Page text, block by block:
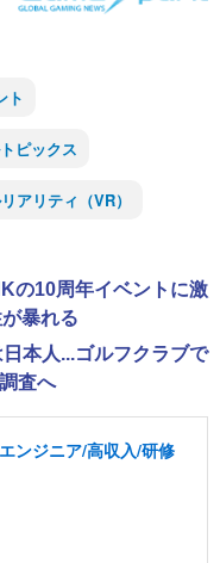
ト
ピックス
アリティ（VR）
の10周年イベントに激
暴れる
本人...ゴルフクラブで
査へ
ンジニア/高収入/研修